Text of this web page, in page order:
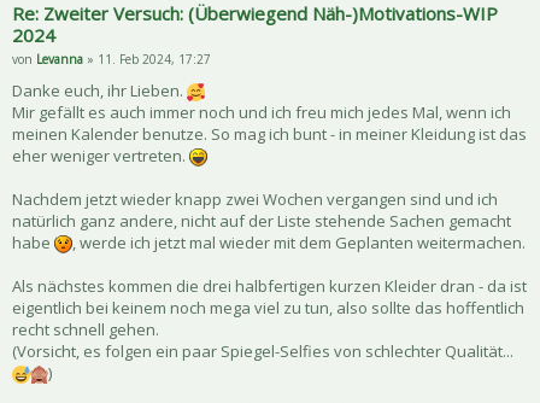
Re: Zweiter Versuch: (Überwiegend Näh-)Motivations-WIP
2024
von Levanna » 11. Feb 2024, 17:27
Danke euch, ihr Lieben.
Mir gefällt es auch immer noch und ich freu mich jedes Mal, wenn ich
meinen Kalender benutze. So mag ich bunt - in meiner Kleidung ist das
eher weniger vertreten.
Nachdem jetzt wieder knapp zwei Wochen vergangen sind und ich
natürlich ganz andere, nicht auf der Liste stehende Sachen gemacht
habe
, werde ich jetzt mal wieder mit dem Geplanten weitermachen.
Als nächstes kommen die drei halbfertigen kurzen Kleider dran - da ist
eigentlich bei keinem noch mega viel zu tun, also sollte das hoffentlich
recht schnell gehen.
(Vorsicht, es folgen ein paar Spiegel-Selfies von schlechter Qualität...
)